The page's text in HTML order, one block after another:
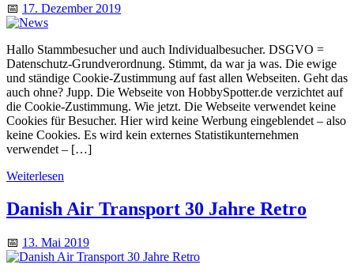
📅 17. Dezember 2019
Hallo Stammbesucher und auch Individualbesucher. DSGVO =
Datenschutz-Grundverordnung. Stimmt, da war ja was. Die ewige
und ständige Cookie-Zustimmung auf fast allen Webseiten. Geht das
auch ohne? Jupp. Die Webseite von HobbySpotter.de verzichtet auf
die Cookie-Zustimmung. Wie jetzt. Die Webseite verwendet keine
Cookies für Besucher. Hier wird keine Werbung eingeblendet – also
keine Cookies. Es wird kein externes Statistikunternehmen
verwendet – […]
Weiterlesen
Danish Air Transport 30 Jahre Retro
📅 13. Mai 2019